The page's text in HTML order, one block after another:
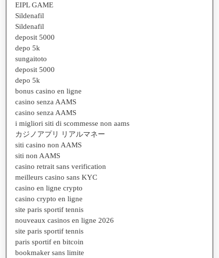
EIPL GAME
Sildenafil
Sildenafil
deposit 5000
depo 5k
sungaitoto
deposit 5000
depo 5k
bonus casino en ligne
casino senza AAMS
casino senza AAMS
i migliori siti di scommesse non aams
カジノアプリ リアルマネー
siti casino non AAMS
siti non AAMS
casino retrait sans verification
meilleurs casino sans KYC
casino en ligne crypto
casino crypto en ligne
site paris sportif tennis
nouveaux casinos en ligne 2026
site paris sportif tennis
paris sportif en bitcoin
bookmaker sans limite